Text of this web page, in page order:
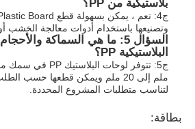
بلاستيكية من PP؟
وتصنيعها باستخدام أدوات معالجة الخشب أو
السؤال 5: ما هي السماكة
البلاستيكية PP؟
ملم إلى 20 ملم ويمكن قطعها حسب
لتناسب متطلبات المشروع المحددة.
بطاقة: